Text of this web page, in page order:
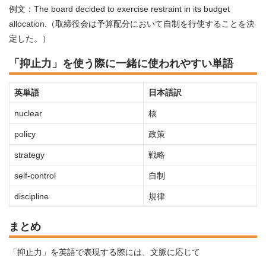
例文：The board decided to exercise restraint in its budget
allocation.（取締役会は予算配分において自制を行使することを決
定した。）
「抑止力」を使う際に一緒に使われやすい単語
英単語 日本語訳
nuclear 核
policy 政策
strategy 戦略
self-control 自制
discipline 規律
まとめ
「抑止力」を英語で表現する際には、文脈に応じて